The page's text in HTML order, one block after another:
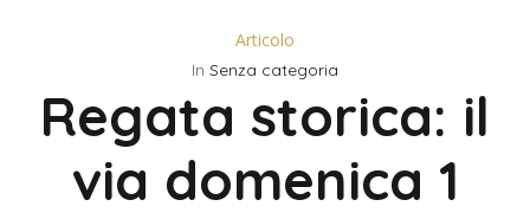
Articolo
In Senza categoria
Regata storica: il
via domenica 1